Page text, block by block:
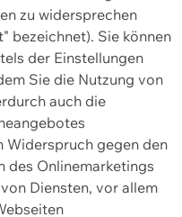
zu widersprechen
bezeichnet). Sie können
der Einstellungen
Sie die Nutzung von
auch die
Widerspruch gegen den
des Onlinemarketings
Diensten, vor allem